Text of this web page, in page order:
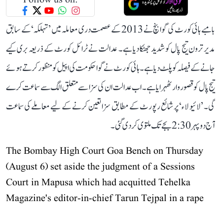
بامبے ہائی کورٹ کی گوا بنچ نے 2013 کے عصمت دری معاملہ میں ’تہلکہ‘ کے سابق
مدیر ترون تیج پال کو شدید جھٹکا دیا ہے۔ عدالت نے ٹرائل کورٹ کے ذریعہ بری کیے
جانے کے فیصلہ کو پلٹ دیا ہے۔ ہائی کورٹ نے گوا حکومت کی اپیل کو منظور کرتے ہوئے
تیج پال کو قصوروار ٹھہرایا ہے۔ اب عدالت ان کی سزا سے متعلق الگ سے سماعت کرے
گی۔ ’لائیو لاء‘ پر شائع رپورٹ کے مطابق سزا تعین کرنے کے لیے معاملے کی سماعت
آج دوپہر 2:30 بجے تک ملتوی کر دی گئی۔
The Bombay High Court Goa Bench on Thursday
(August 6) set aside the judgment of a Sessions
Court in Mapusa which had acquitted Tehelka
Magazine's editor-in-chief Tarun Tejpal in a rape